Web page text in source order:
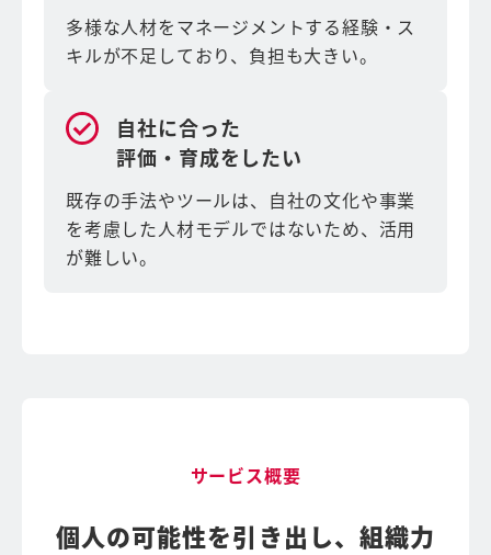
多様な人材をマネージメントする経験・ス
キルが不足しており、負担も大きい。
自社に合った
評価・育成をしたい
既存の手法やツールは、自社の文化や事業
を考慮した人材モデルではないため、活用
が難しい。
サービス概要
個人の可能性を引き出し、組織力